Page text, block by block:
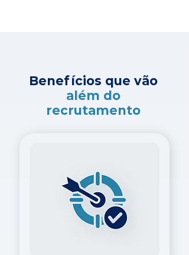
Benefícios que vão
além do
recrutamento